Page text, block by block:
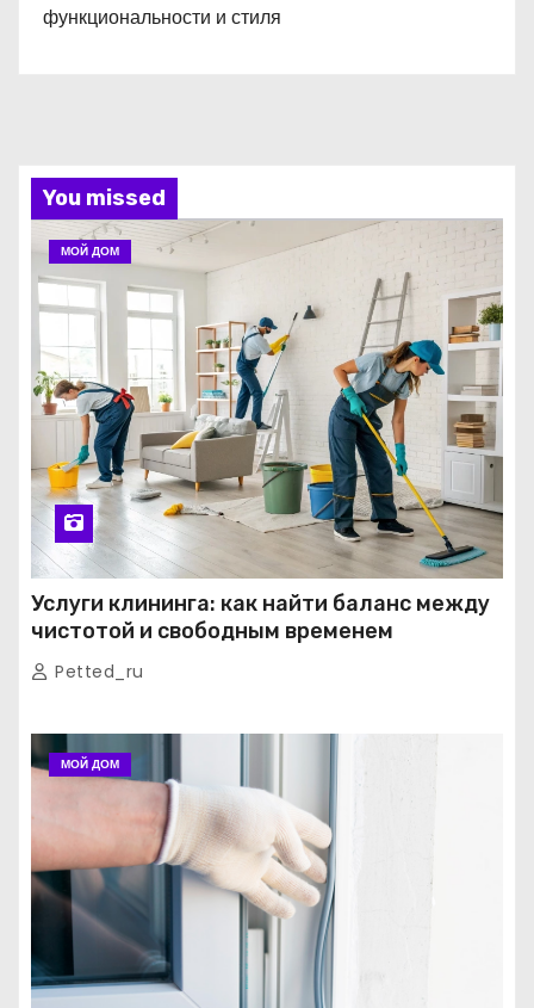
функциональности и стиля
You missed
МОЙ ДОМ
Услуги клининга: как найти баланс между
чистотой и свободным временем
Petted_ru
МОЙ ДОМ